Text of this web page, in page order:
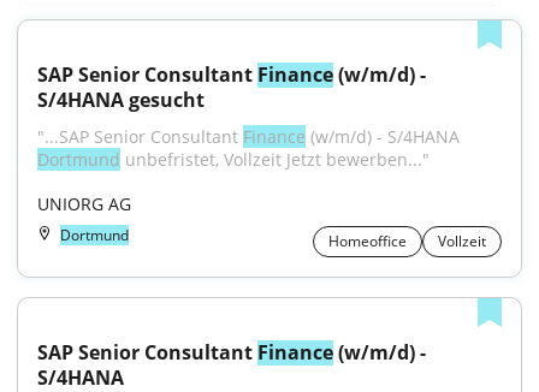
SAP Senior Consultant Finance (w/m/d) -
S/4HANA gesucht
"...SAP Senior Consultant Finance
Dortmund unbefristet, Vollzeit Jetzt bewerben..."
UNIORG AG
Dortmund Homeoffice Vollzeit
SAP Senior Consultant Finance (w/m/d) -
S/4HANA